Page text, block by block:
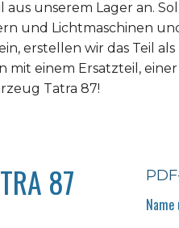
unserem Lager an.
und Lichtmaschinen
erstellen wir das Teil als
mit einem Ersatzteil, einer
Tatra 87!
87